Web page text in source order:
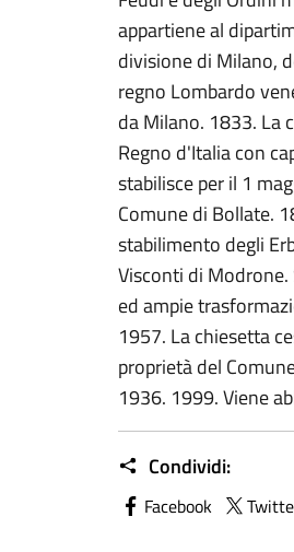
appartiene al
divisione di Milano,
regno Lombardo
da Milano. 1833. La
Regno d'Italia con
stabilisce per il 1
Comune di Bollate.
stabilimento degli
Visconti di Modrone.
ed ampie
1957. La chiesetta
proprietà del
1936. 1999. Viene
Condividi:
Facebook